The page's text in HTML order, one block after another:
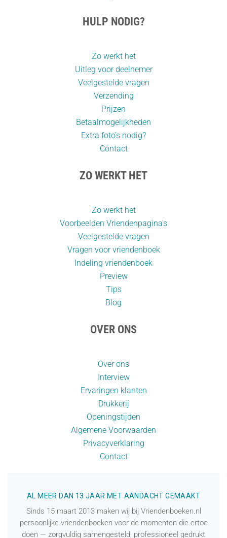
HULP NODIG?
Zo werkt het
Uitleg voor deelnemer
Veelgestelde vragen
Verzending
Prijzen
Betaalmogelijkheden
Extra foto’s nodig?
Contact
ZO WERKT HET
Zo werkt het
Voorbeelden Vriendenpagina's
Veelgestelde vragen
Vragen voor vriendenboek
Indeling vriendenboek
Preview
Tips
Blog
OVER ONS
Over ons
Interview
Ervaringen klanten
Drukkerij
Openingstijden
Algemene Voorwaarden
Privacyverklaring
Contact
AL MEER DAN 13 JAAR MET AANDACHT GEMAAKT
Sinds 15 maart 2013 maken wij bij Vriendenboeken.nl
persoonlijke vriendenboeken voor de momenten die ertoe
doen — zorgvuldig samengesteld, professioneel gedrukt